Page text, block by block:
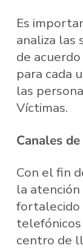
Es
analiza las
de
para cada
las
Víctimas.
Canales
Con el fin
la atención
fortalecido
centro de